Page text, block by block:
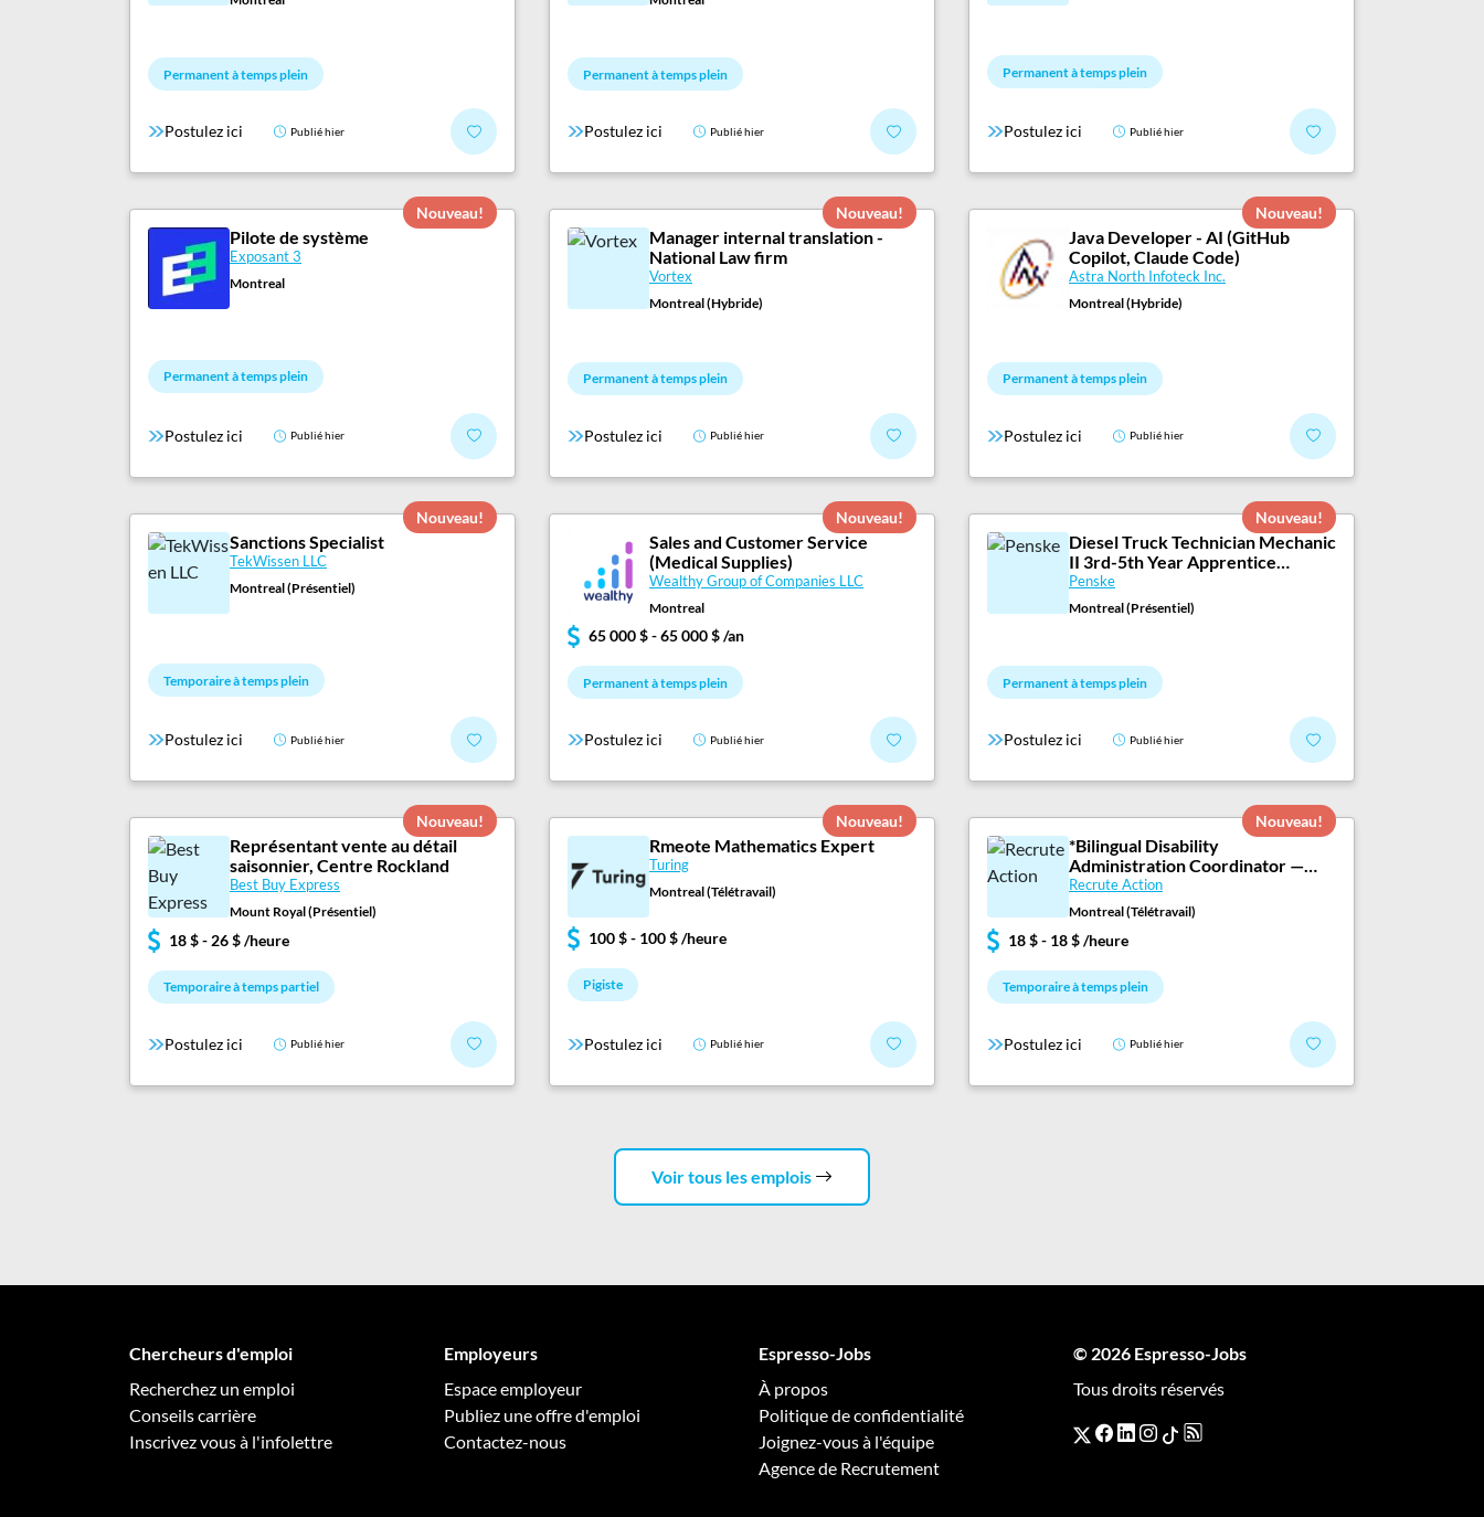
Permanent à temps plein
Postulez ici Publié hier
Permanent à temps plein
Postulez ici Publié hier
Permanent à temps plein
Postulez ici Publié hier
Nouveau!
Pilote de système
Exposant 3
Montreal
Permanent à temps plein
Postulez ici Publié hier
Nouveau!
Manager internal translation -
National Law firm
Vortex
Montreal (Hybride)
Permanent à temps plein
Postulez ici Publié hier
Nouveau!
Java Developer - AI (GitHub
Copilot, Claude Code)
Astra North Infoteck Inc.
Montreal (Hybride)
Permanent à temps plein
Postulez ici Publié hier
Nouveau!
Sanctions Specialist
TekWissen LLC
Montreal (Présentiel)
Temporaire à temps plein
Postulez ici Publié hier
Nouveau!
Sales and Customer Service
(Medical Supplies)
Wealthy Group of Companies LLC
Montreal
65 000 $ - 65 000 $ /an
Permanent à temps plein
Postulez ici Publié hier
Nouveau!
Diesel Truck Technician Mechanic
II 3rd-5th Year Apprentice
Program
Penske
Montreal (Présentiel)
Permanent à temps plein
Postulez ici Publié hier
Nouveau!
Représentant vente au détail
saisonnier, Centre Rockland
Best Buy Express
Mount Royal (Présentiel)
18 $ - 26 $ /heure
Temporaire à temps partiel
Postulez ici Publié hier
Nouveau!
Rmeote Mathematics Expert
Turing
Montreal (Télétravail)
100 $ - 100 $ /heure
Pigiste
Postulez ici Publié hier
Nouveau!
*Bilingual Disability
Administration Coordinator —
100% Remote
Recrute Action
Montreal (Télétravail)
18 $ - 18 $ /heure
Temporaire à temps plein
Postulez ici Publié hier
Voir tous les emplois
Chercheurs d'emploi
Recherchez un emploi
Conseils carrière
Inscrivez vous à l'infolettre
Employeurs
Espace employeur
Publiez une offre d'emploi
Contactez-nous
Espresso-Jobs
À propos
Politique de confidentialité
Joignez-vous à l'équipe
Agence de Recrutement
© 2026 Espresso-Jobs
Tous droits réservés